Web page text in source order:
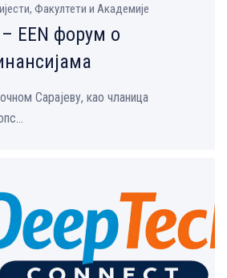
Факултети и Академије
EEN форум о
Сарајеву, као чланица